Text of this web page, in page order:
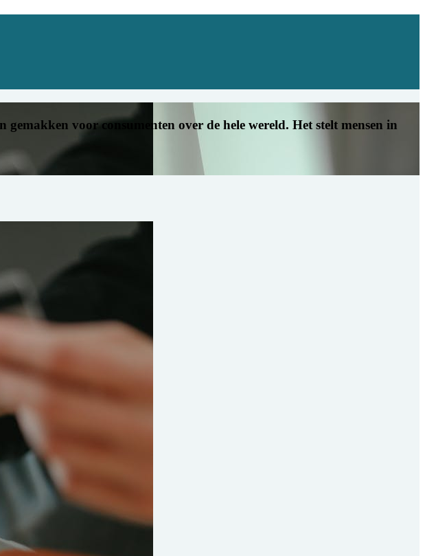
voor consumenten over de hele wereld. Het stelt mensen in